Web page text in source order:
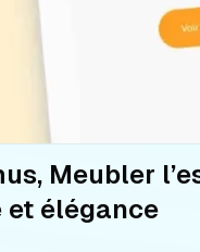
Meubler
et élégance